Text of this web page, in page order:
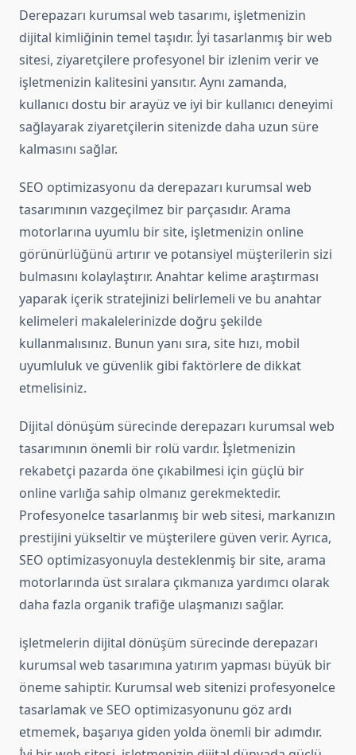
Derepazarı kurumsal web tasarımı, işletmenizin
dijital kimliğinin temel taşıdır. İyi tasarlanmış bir web
sitesi, ziyaretçilere profesyonel bir izlenim verir ve
işletmenizin kalitesini yansıtır. Aynı zamanda,
kullanıcı dostu bir arayüz ve iyi bir kullanıcı deneyimi
sağlayarak ziyaretçilerin sitenizde daha uzun süre
kalmasını sağlar.
SEO optimizasyonu da derepazarı kurumsal web
tasarımının vazgeçilmez bir parçasıdır. Arama
motorlarına uyumlu bir site, işletmenizin online
görünürlüğünü artırır ve potansiyel müşterilerin sizi
bulmasını kolaylaştırır. Anahtar kelime araştırması
yaparak içerik stratejinizi belirlemeli ve bu anahtar
kelimeleri makalelerinizde doğru şekilde
kullanmalısınız. Bunun yanı sıra, site hızı, mobil
uyumluluk ve güvenlik gibi faktörlere de dikkat
etmelisiniz.
Dijital dönüşüm sürecinde derepazarı kurumsal web
tasarımının önemli bir rolü vardır. İşletmenizin
rekabetçi pazarda öne çıkabilmesi için güçlü bir
online varlığa sahip olmanız gerekmektedir.
Profesyonelce tasarlanmış bir web sitesi, markanızın
prestijini yükseltir ve müşterilere güven verir. Ayrıca,
SEO optimizasyonuyla desteklenmiş bir site, arama
motorlarında üst sıralara çıkmanıza yardımcı olarak
daha fazla organik trafiğe ulaşmanızı sağlar.
işletmelerin dijital dönüşüm sürecinde derepazarı
kurumsal web tasarımına yatırım yapması büyük bir
öneme sahiptir. Kurumsal web sitenizi profesyonelce
tasarlamak ve SEO optimizasyonunu göz ardı
etmemek, başarıya giden yolda önemli bir adımdır.